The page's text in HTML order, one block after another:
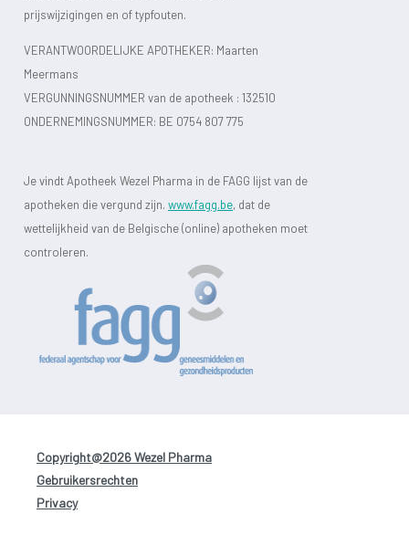
prijswijzigingen en of typfouten.
VERANTWOORDELIJKE APOTHEKER: Maarten
Meermans
VERGUNNINGSNUMMER van de apotheek : 132510
ONDERNEMINGSNUMMER: BE 0754 807 775
Je vindt Apotheek Wezel Pharma in de FAGG lijst van de
apotheken die vergund zijn. www.fagg.be, dat de
wettelijkheid van de Belgische (online) apotheken moet
controleren.
Copyright@2026 Wezel Pharma
Gebruikersrechten
Privacy